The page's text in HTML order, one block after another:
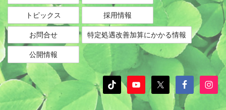
トピックス 採用情報
お問合せ 特定処遇改善加算にかかる情報
公開情報